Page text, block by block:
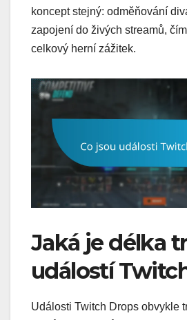
koncept stejný: odměňování
zapojení do živých streamů,
celkový herní zážitek.
Jaká je délka
událostí
Události Twitch Drops obvykle